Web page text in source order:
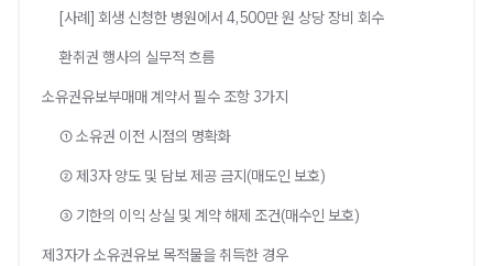
[사례] 회생 신청한 병원에서 4,500만 원 상당 장비 회수
환취권 행사의 실무적 흐름
소유권유보부매매 계약서 필수 조항 3가지
① 소유권 이전 시점의 명확화
② 제3자 양도 및 담보 제공 금지(매도인 보호)
③ 기한의 이익 상실 및 계약 해제 조건(매수인 보호)
제3자가 소유권유보 목적물을 취득한 경우